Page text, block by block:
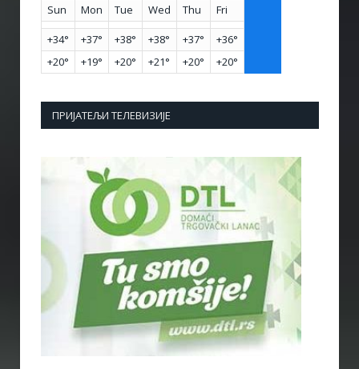
Sun
Mon Tue Wed Thu Fri
+34° +37° +38° +38° +37° +36°
+20° +19° +20° +21° +20° +20°
ПРИЈАТЕЉИ ТЕЛЕВИЗИЈЕ